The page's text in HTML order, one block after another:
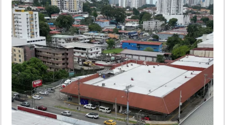
SHOW
DEPORTES
MUNDO
INSÓLITAS
MULTIMEDIA